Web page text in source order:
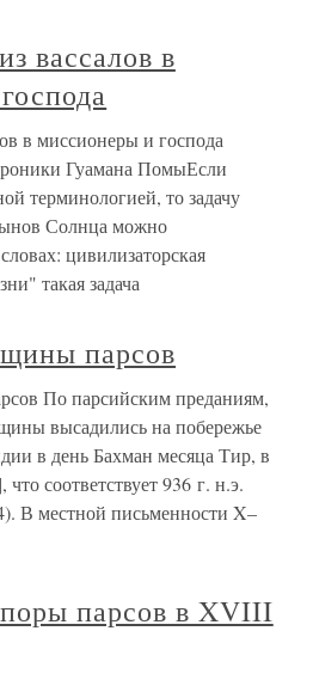
вассалов в
в миссионеры и господа
Гуамана ПомыЕсли
терминологией, то задачу
Солнца можно
цивилизаторская
такая задача
парсов
По парсийским преданиям,
высадились на побережье
в день Бахман месяца Тир, в
соответствует 936 г. н.э.
В местной письменности X–
парсов в XVIII